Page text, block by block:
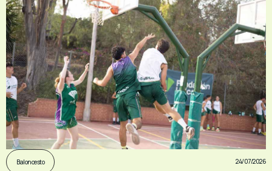
Baloncesto 24/07/2026